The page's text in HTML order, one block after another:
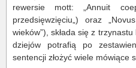
rewersie mott: „Annuit
przedsięwzięciu„) oraz
wieków”), składa się z
dziejów potrafią po
sentencji złożyć wiele mówiące